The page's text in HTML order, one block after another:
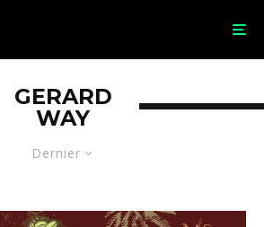
Dernier
GERARD
WAY